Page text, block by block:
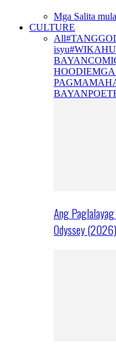
Mga Salita
CULTURE
All
isyu
BAYAN
HOODIE
BAYAN
Ang
Odyssey (2026)